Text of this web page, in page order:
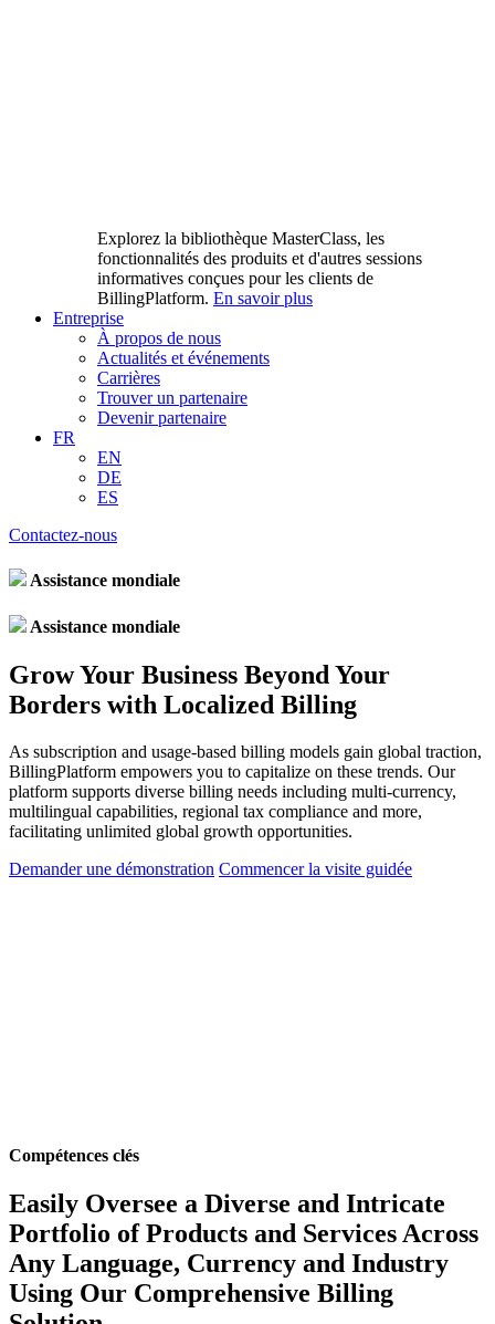
Explorez la bibliothèque MasterClass, les
fonctionnalités des produits et d'autres sessions
informatives conçues pour les clients de
BillingPlatform. En savoir plus
Entreprise
À propos de nous
Actualités et événements
Carrières
Trouver un partenaire
Devenir partenaire
FR
EN
DE
ES
Contactez-nous
Assistance mondiale
Assistance mondiale
Grow Your Business Beyond Your
Borders with Localized Billing
As subscription and usage-based billing models gain global traction,
BillingPlatform empowers you to capitalize on these trends. Our
platform supports diverse billing needs including multi-currency,
multilingual capabilities, regional tax compliance and more,
facilitating unlimited global growth opportunities.
Demander une démonstration Commencer la visite guidée
Compétences clés
Easily Oversee a Diverse and Intricate
Portfolio of Products and Services Across
Any Language, Currency and Industry
Using Our Comprehensive Billing